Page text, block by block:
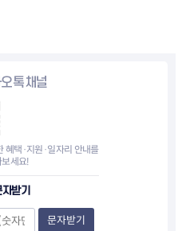
톡채널
혜택·지원·일자리 안내를
세요!
받기
문자받기